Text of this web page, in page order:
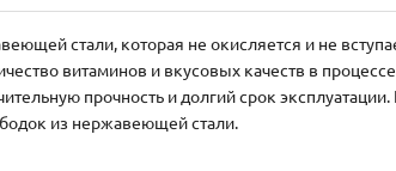
стали, которая не окисляется и не
витаминов и вкусовых качеств в
прочность и долгий срок
из нержавеющей стали.